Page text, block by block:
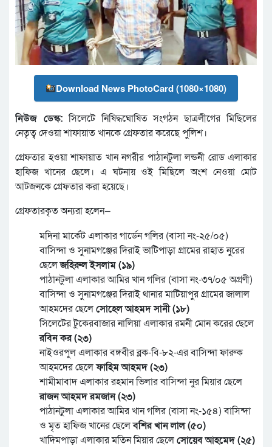
Download News PhotoCard (1080×1080)
নিউজ ডেস্ক:সিলেটে নিষিদ্ধঘোষিত সংগঠন ছাত্রলীগের মিছিলের
নেতৃত্ব দেওয়া শাফায়াত খানকে গ্রেফতার করেছে পুলিশ।
গ্রেফতার হওয়া শাফায়াত খান নগরীর পাঠানটুলা লন্ডনী রোড এলাকার
হাফিজ খানের ছেলে। এ ঘটনায় ওই মিছিলে অংশ নেওয়া মোট
আটজনকে গ্রেফতার করা হয়েছে।
গ্রেফতারকৃত অন্যরা হলেন—
মদিনা মার্কেট এলাকার গার্ডেন গলির (বাসা নং-২৫/০৫)
বাসিন্দা ও সুনামগঞ্জের দিরাই ভাটিপাড়া গ্রামের রাহাত নুরের
ছেলেজহিরুল ইসলাম (১৯)
পাঠানটুলা এলাকার আমির খান গলির (বাসা নং-৩৭/০৫ অগ্রণী)
বাসিন্দা ও সুনামগঞ্জের দিরাই থানার মাটিয়াপুর গ্রামের জালাল
আহমদের ছেলেসোহেল আহমদ সানী (১৮)
সিলেটের টুকেরবাজার নালিয়া এলাকার রমনী মোন করের ছেলে
রবিন কর (২৩)
নাইওরপুল এলাকার বঙ্গবীর ব্লক-বি-৮২-এর বাসিন্দা ফারুক
আহমদের ছেলেফাহিম আহমদ (২৩)
শামীমাবাদ এলাকার রহমান ভিলার বাসিন্দা নুর মিয়ার ছেলে
রাজন আহমদ রমজান (২৩)
পাঠানটুলা এলাকার আমির খান গলির (বাসা নং-১৫৪) বাসিন্দা
ও মৃত হাফিজ খানের ছেলেবশির খান লাল (৫০)
খাদিমপাড়া এলাকার মতিন মিয়ার ছেলেসোয়েব আহমেদ (২৫)